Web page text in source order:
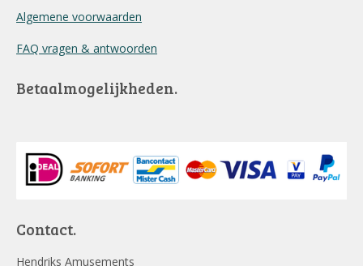
Algemene voorwaarden
FAQ vragen & antwoorden
Betaalmogelijkheden.
Contact.
Hendriks Amusements